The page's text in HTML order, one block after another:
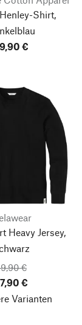
Shirt,
€
Heavy Jersey,
€
€
Varianten